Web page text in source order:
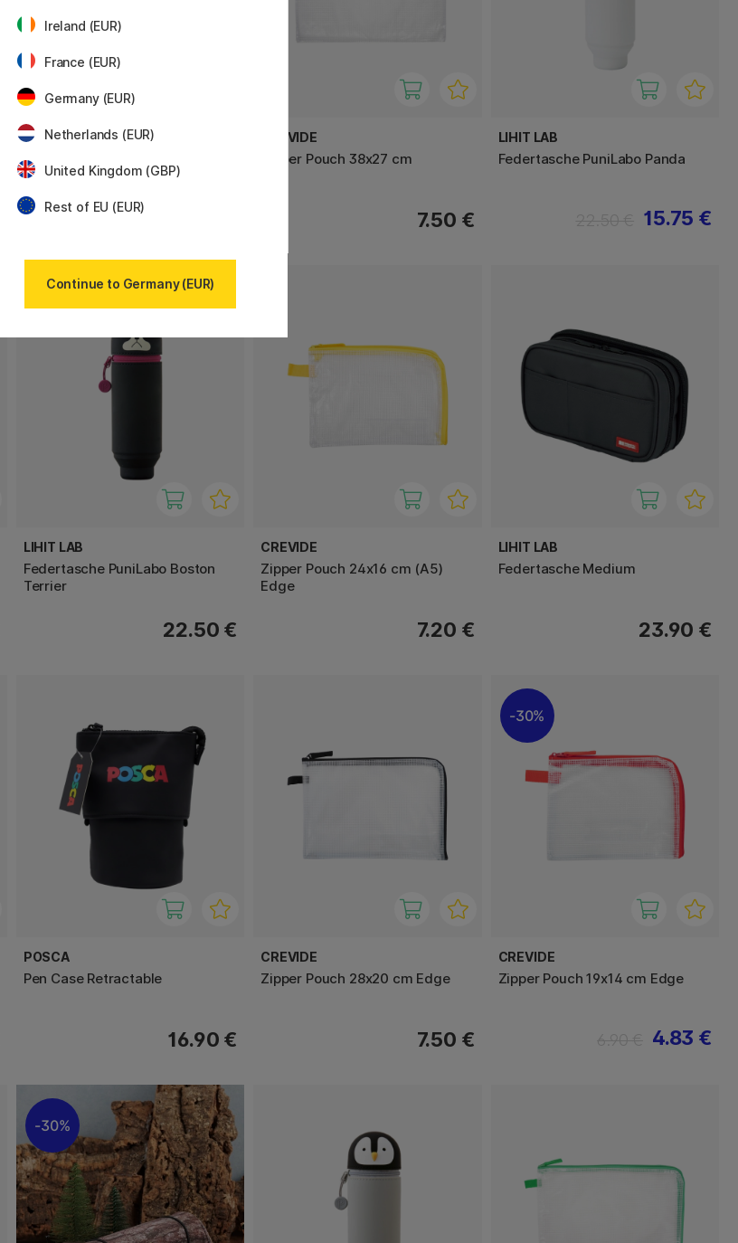
LIHIT LAB
Federtasche PuniLabo Katze
Mikecat
CREVIDE
Zipper Pouch 38x27 cm
7.50 €
LIHIT LAB
Federtasche PuniLabo Panda
15.75 €
LIHIT LAB
Federtasche PuniLabo Boston
Terrier
22.50 €
CREVIDE
Zipper Pouch 24x16 cm (A5)
Edge
7.20 €
LIHIT LAB
Federtasche Medium
23.90 €
POSCA
Pen Case Retractable
16.90 €
CREVIDE
Zipper Pouch 28x20 cm Edge
7.50 €
30%
CREVIDE
Zipper Pouch 19x14 cm Edge
4.83 €
30%
Ireland (EUR)
France (EUR)
Germany (EUR)
Netherlands (EUR)
United Kingdom (GBP)
Rest of EU (EUR)
Continue to Germany (EUR)